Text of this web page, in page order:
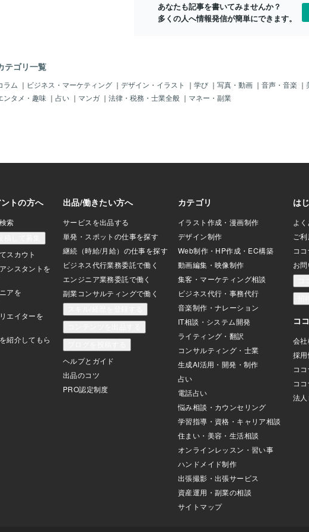
骨🦴ができなくて、3ヶ月以上かかって。
の時ふと、赤ちゃん👶は、たった3ヶ月
まるまる大きくなるのに、なんで私の
骨🦴はくっついてくれんのんやろ！🤣っ
、一人でツッコミを入れて笑っていた
って思いました。60歳乙女🩷まだまだ
修行中です。今夜もゆるくお待ちしてい
す☕📞私もまだ慣れていないので、少
緊張しています🤣まずは5分だけでも、
っくりお話しで
あなたも記事を書いてみませんか？
多くの人へ情報発信が簡単にできます。
テゴリ一覧
ラム ｜ ビジネス・マーケティング ｜ デザイン・イラスト ｜ 学び ｜ 写真・動画 ｜ 音声・音楽 ｜
ンタメ・趣味 ｜ 占い ｜ マンガ ｜ 法律・税務・士業全般 ｜ マネー・副業